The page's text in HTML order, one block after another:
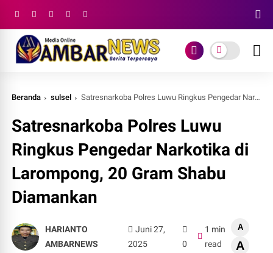
Beranda sulsel Satresnarkoba Polres Luwu Ringkus Pengedar Narkotika di Larompong, 20 Gram Shabu Diamankan
Satresnarkoba Polres Luwu
Ringkus Pengedar Narkotika di
Larompong, 20 Gram Shabu
Diamankan
HARIANTO
AMBARNEWS
Juni 27,
2025
0
1 min
read
A
A